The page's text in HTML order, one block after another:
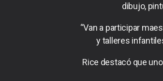
dibujo,
“Van a participar
y talleres
Rice destacó que